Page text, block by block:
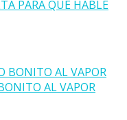
PARA QUE HABLE
AL VAPOR